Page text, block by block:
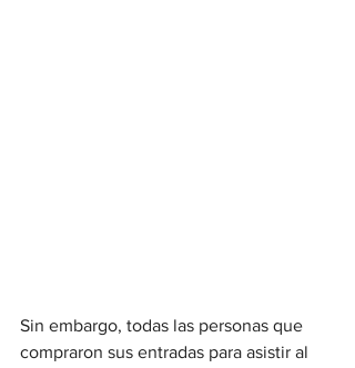
Sin embargo, todas las personas que
compraron sus entradas para asistir al